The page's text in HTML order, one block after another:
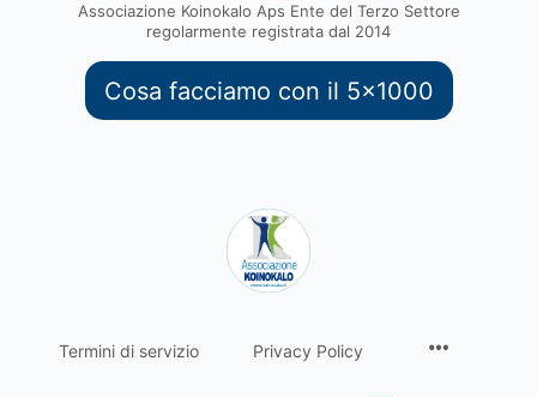
Associazione Koinokalo Aps Ente del Terzo Settore
regolarmente registrata dal 2014
Cosa facciamo con il 5x1000
Termini di servizio Privacy Policy